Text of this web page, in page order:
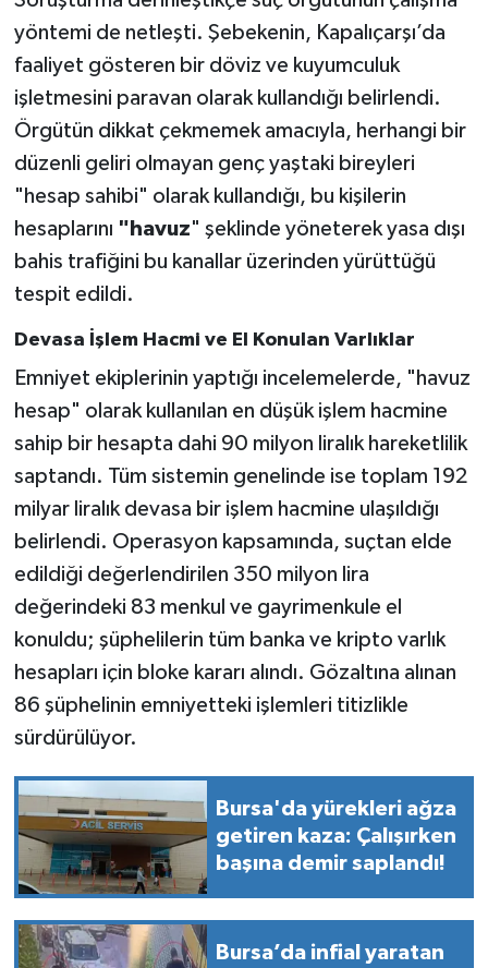
yöntemi de netleşti. Şebekenin, Kapalıçarşı’da
faaliyet gösteren bir döviz ve kuyumculuk
işletmesini paravan olarak kullandığı belirlendi.
Örgütün dikkat çekmemek amacıyla, herhangi bir
düzenli geliri olmayan genç yaştaki bireyleri
"hesap sahibi" olarak kullandığı, bu kişilerin
hesaplarını "havuz" şeklinde yöneterek yasa dışı
bahis trafiğini bu kanallar üzerinden yürüttüğü
tespit edildi.
Devasa İşlem Hacmi ve El Konulan Varlıklar
Emniyet ekiplerinin yaptığı incelemelerde, "havuz
hesap" olarak kullanılan en düşük işlem hacmine
sahip bir hesapta dahi 90 milyon liralık hareketlilik
saptandı. Tüm sistemin genelinde ise toplam 192
milyar liralık devasa bir işlem hacmine ulaşıldığı
belirlendi. Operasyon kapsamında, suçtan elde
edildiği değerlendirilen 350 milyon lira
değerindeki 83 menkul ve gayrimenkule el
konuldu; şüphelilerin tüm banka ve kripto varlık
hesapları için bloke kararı alındı. Gözaltına alınan
86 şüphelinin emniyetteki işlemleri titizlikle
sürdürülüyor.
Bursa'da yürekleri ağza
getiren kaza: Çalışırken
başına demir saplandı!
Bursa’da infial yaratan